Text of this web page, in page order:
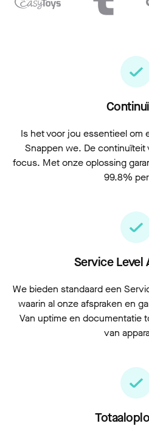
Is het voor jou essentieel
Snappen we. De
focus. Met onze oplossing
99.8%
Service Level
We bieden standaard een
waarin al onze afspraken en
Van uptime en documentatie
van